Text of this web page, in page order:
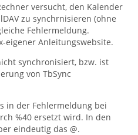
versucht, den Kalender
zu synchrnisieren (ohne
Fehlermeldung.
eigener Anleitungswebsite.
synchronisiert, bzw. ist
von TbSync
in der Fehlermeldung bei
%40 ersetzt wird. In den
eindeutig das @.